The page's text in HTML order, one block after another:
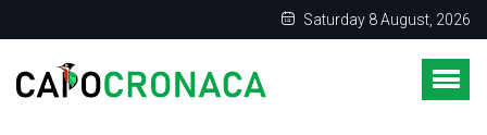
Saturday 8 August, 2026